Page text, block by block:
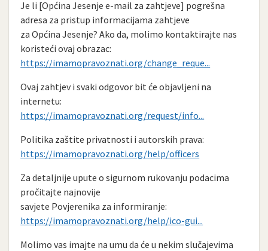
Je li [Općina Jesenje e-mail za zahtjeve] pogrešna
adresa za pristup informacijama zahtjeve
za Općina Jesenje? Ako da, molimo kontaktirajte nas
koristeći ovaj obrazac:
https://imamopravoznati.org/change_reque...
Ovaj zahtjev i svaki odgovor bit će objavljeni na
internetu:
https://imamopravoznati.org/request/info...
Politika zaštite privatnosti i autorskih prava:
https://imamopravoznati.org/help/officers
Za detaljnije upute o sigurnom rukovanju podacima
pročitajte najnovije
savjete Povjerenika za informiranje:
https://imamopravoznati.org/help/ico-gui...
Molimo vas imajte na umu da će u nekim slučajevima